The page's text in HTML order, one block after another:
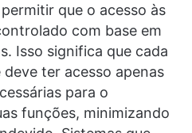
que o acesso às
com base em
Isso significa que cada
ter acesso apenas
para o
funções, minimizando